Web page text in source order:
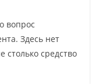
вопрос
Здесь нет
столько средство